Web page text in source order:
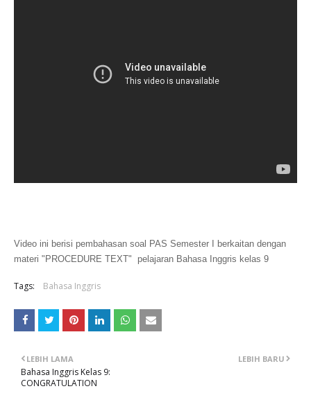
Video ini berisi pembahasan soal PAS Semester I berkaitan dengan
materi "PROCEDURE TEXT"  pelajaran Bahasa Inggris kelas 9
Tags: Bahasa Inggris
LEBIH BARU
LEBIH LAMA
Bahasa Inggris Kelas 9:
CONGRATULATION